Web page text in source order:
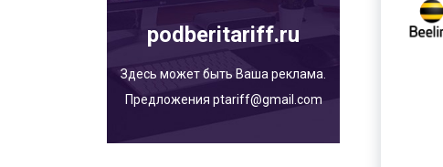
podberitariff.ru
Здесь может быть Ваша реклама.
Предложения ptariff@gmail.com